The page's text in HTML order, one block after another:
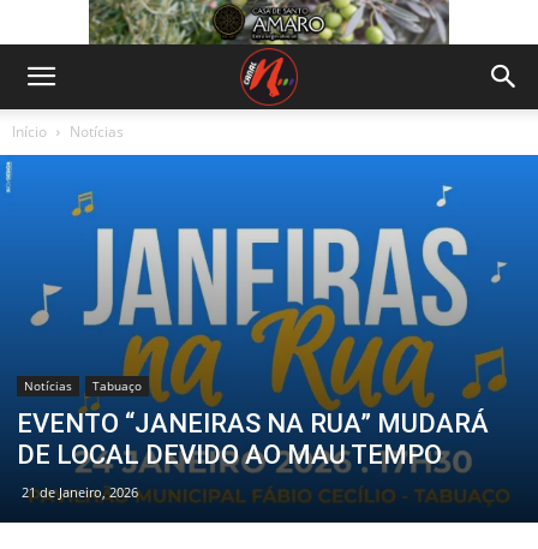
Início Notícias
Notícias Tabuaço
EVENTO “JANEIRAS NA RUA” MUDARÁ
DE LOCAL DEVIDO AO MAU TEMPO
21 de Janeiro, 2026